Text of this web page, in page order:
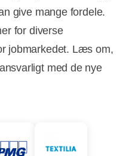
give mange fordele.
for diverse
jobmarkedet. Læs om,
med de nye